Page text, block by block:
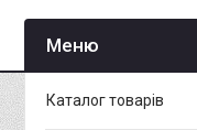
Каталог товарів